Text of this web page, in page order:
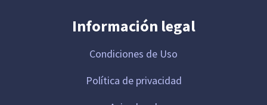
Información legal
Condiciones de Uso
Política de privacidad